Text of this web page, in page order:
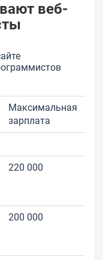
веб-
Максимальная
зарплата
220 000
200 000